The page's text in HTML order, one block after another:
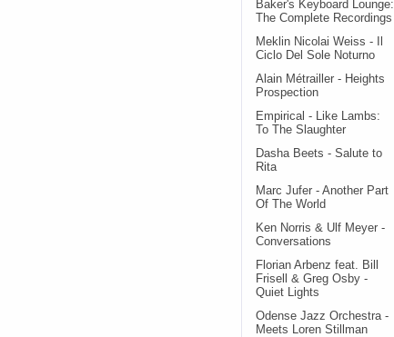
Baker's Keyboard Lounge:
The Complete Recordings
Meklin Nicolai Weiss - Il
Ciclo Del Sole Noturno
Alain Métrailler - Heights
Prospection
Empirical - Like Lambs:
To The Slaughter
Dasha Beets - Salute to
Rita
Marc Jufer - Another Part
Of The World
Ken Norris & Ulf Meyer -
Conversations
Florian Arbenz feat. Bill
Frisell & Greg Osby -
Quiet Lights
Odense Jazz Orchestra -
Meets Loren Stillman